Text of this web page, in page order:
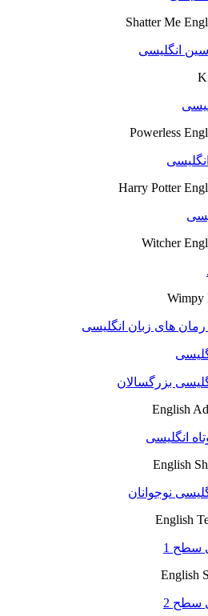
Shatter Me
انگلیسی
Powerless
Harry Potter
Witcher
Wimpy
های زبان انگلیسی
بزرگسالان
English
انگلیسی
English
نوجوانان
English
سطح 1
English
سطح 2